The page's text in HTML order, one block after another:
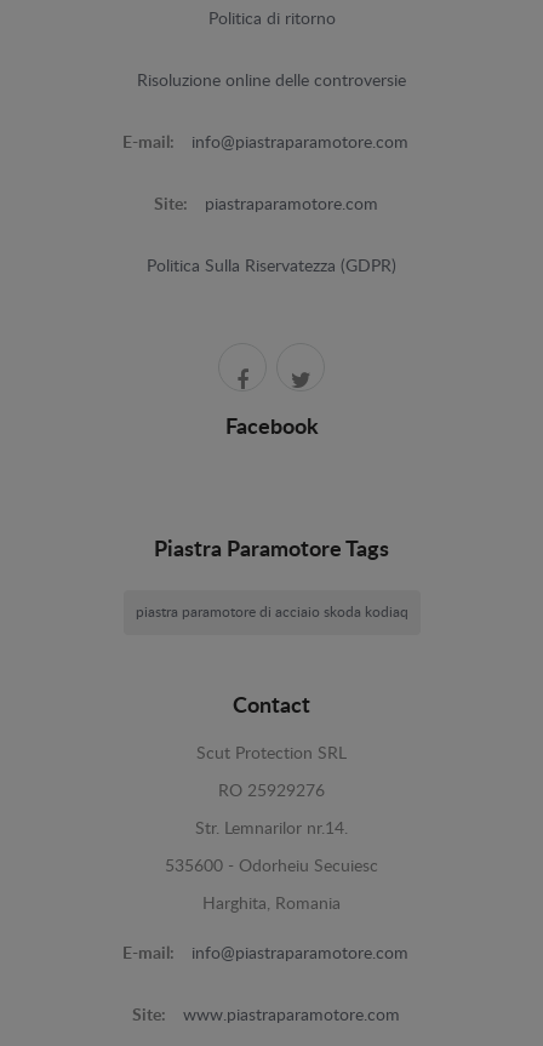
Politica di ritorno
Risoluzione online delle controversie
E-mail: info@piastraparamotore.com
Site: piastraparamotore.com
Politica Sulla Riservatezza (GDPR)
Facebook
Piastra Paramotore Tags
piastra paramotore di acciaio skoda kodiaq
Contact
Scut Protection SRL
RO 25929276
Str. Lemnarilor nr.14.
535600 - Odorheiu Secuiesc
Harghita, Romania
E-mail: info@piastraparamotore.com
Site: www.piastraparamotore.com